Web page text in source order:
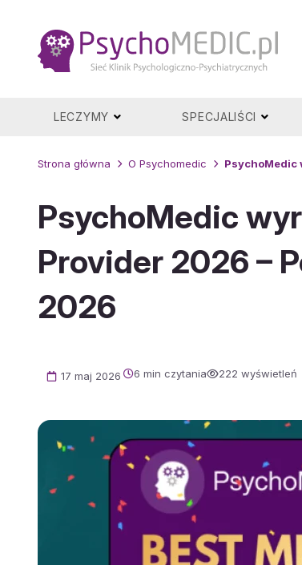
LECZYMY SPECJALIŚCI
Strona główna O Psychomedic PsychoMedic
PsychoMedic
Provider 2026 –
2026
17 maj 2026 6 min czytania 222 wyświetleń